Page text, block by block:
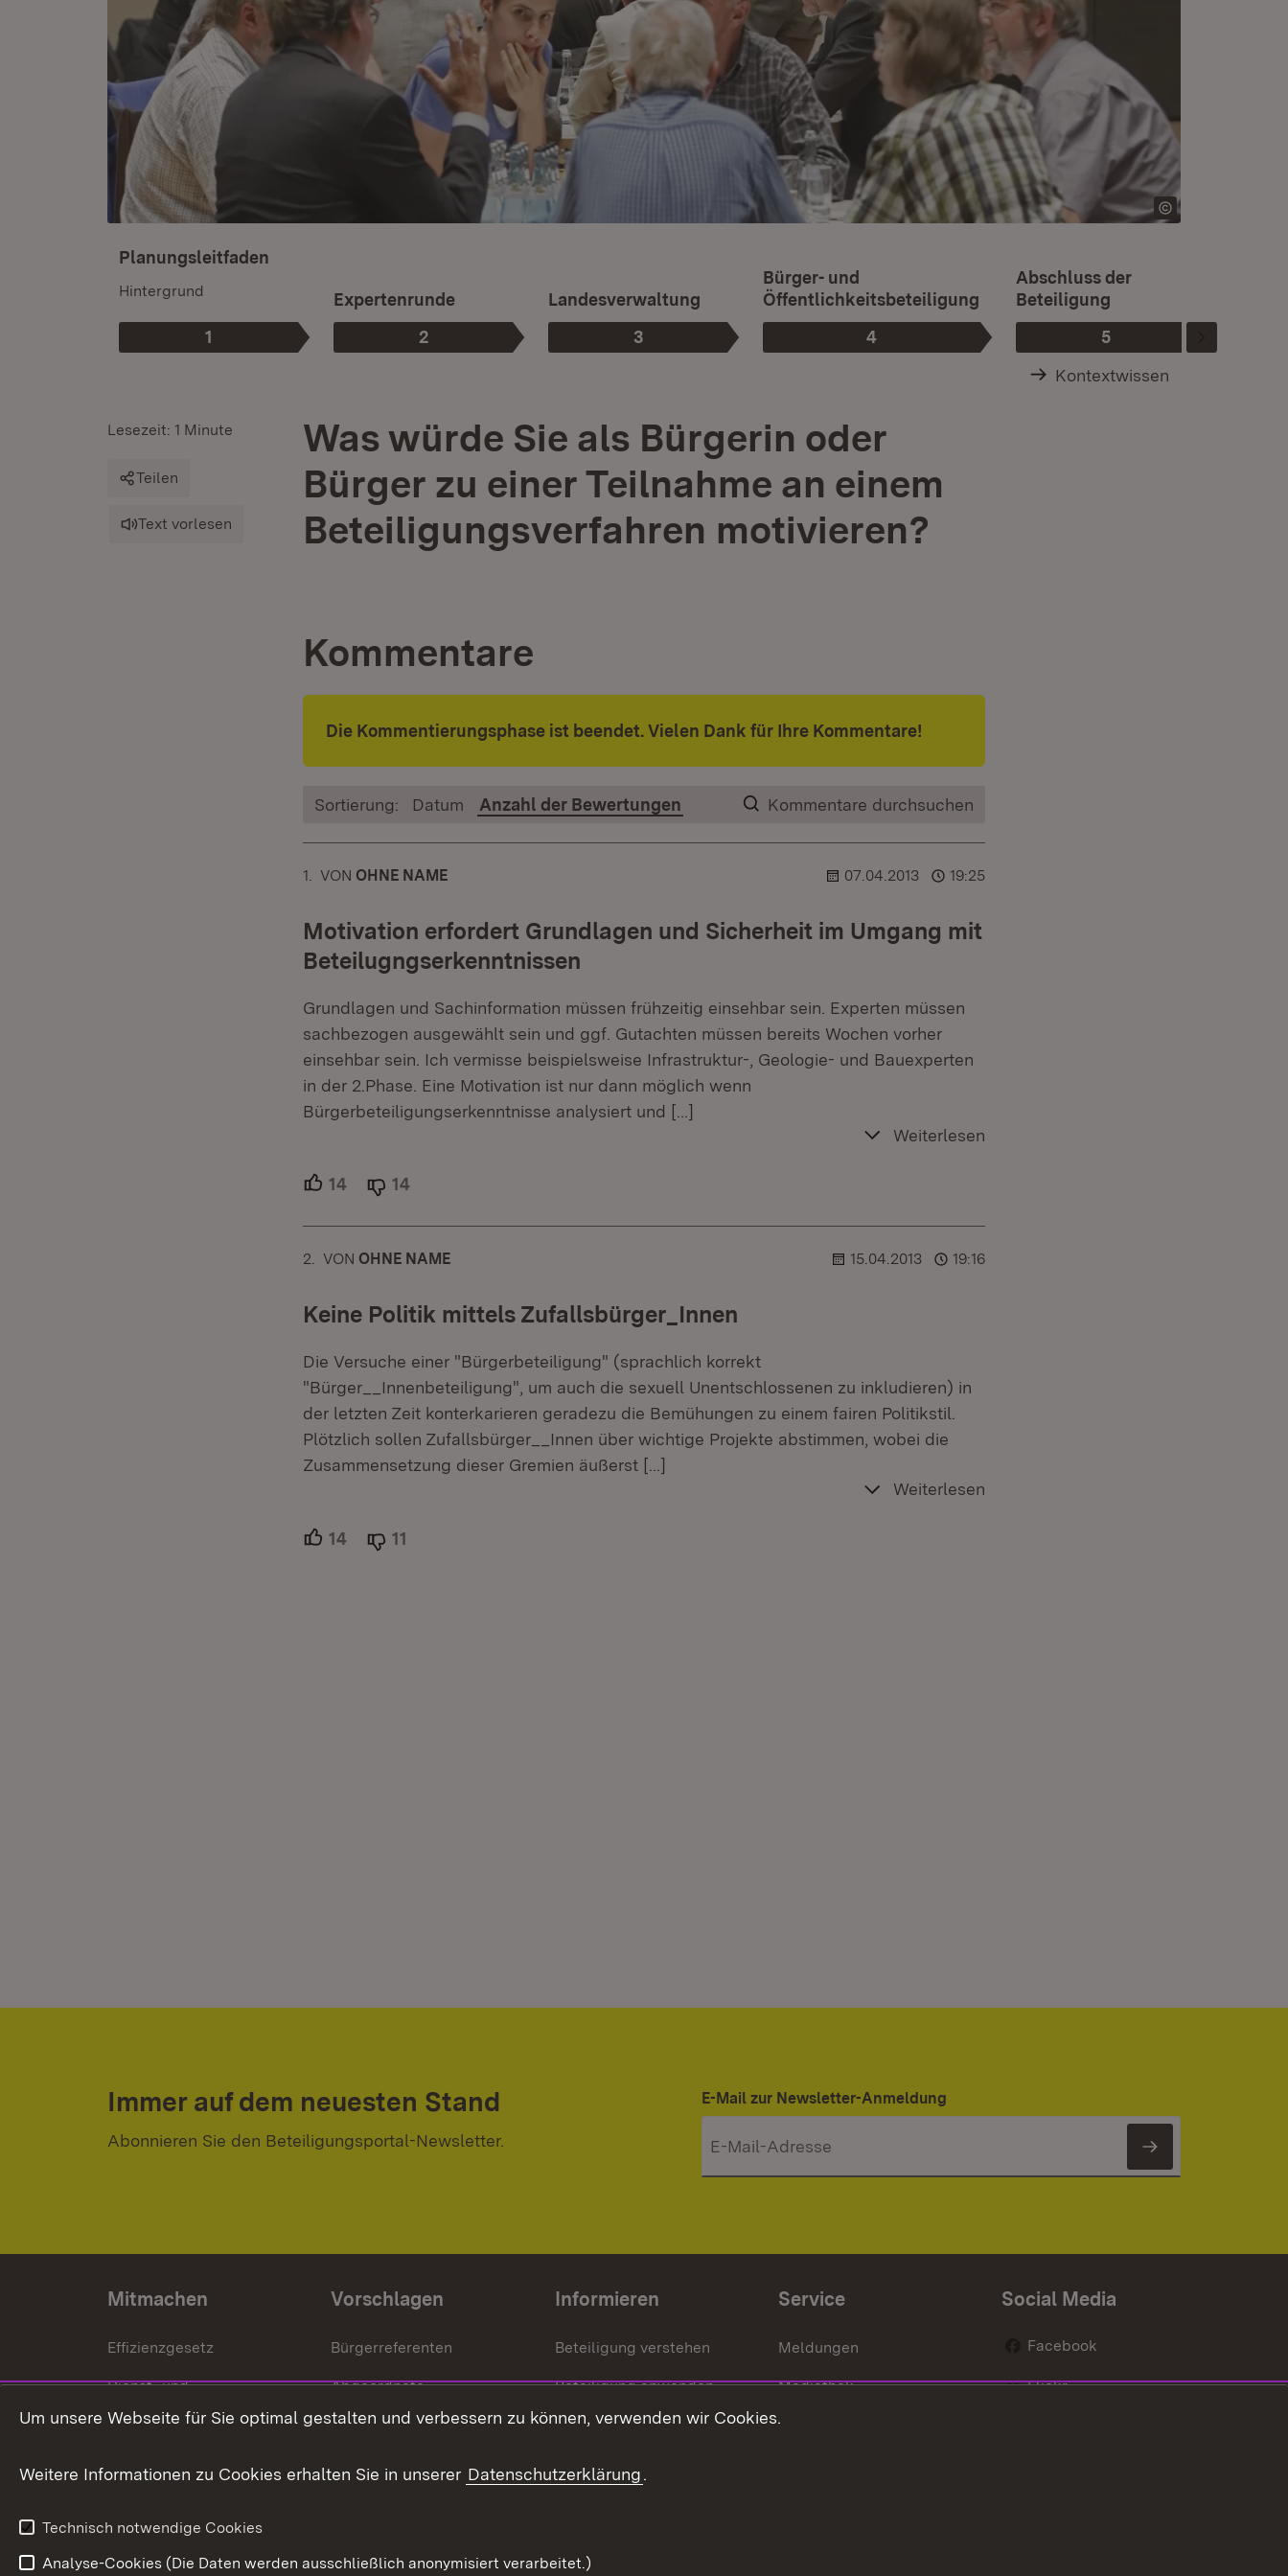
Phase
1
:
Planungsleitfaden
Hintergrund
Phase
2
:
Expertenrunde
Phase
3
:
Landesverwaltung
Phase
4
:
Bürger- und
Öffentlichkeitsbeteiligung
Phase
5
:
Abschluss der
Beteiligung
Kontextwissen
Was würde Sie als Bürgerin oder
Bürger zu einer Teilnahme an einem
Beteiligungsverfahren motivieren?
Lesezeit: 1 Minute
Teilen
Text vorlesen
Kommentare
Die Kommentierungsphase ist beendet. Vielen Dank für Ihre Kommentare!
Kommentare durchsuchen
Sortierung: Datum Anzahl der Bewertungen
1. KOMMENTAR
VON :OHNE NAME 07.04.2013 19:25
Motivation erfordert Grundlagen und Sicherheit im Umgang mit
Beteilugngserkenntnissen
Grundlagen und Sachinformation müssen frühzeitig einsehbar sein. Experten müssen
sachbezogen ausgewählt sein und ggf. Gutachten müssen bereits Wochen vorher
einsehbar sein. Ich vermisse beispielsweise Infrastruktur-, Geologie- und Bauexperten
in der 2.Phase. Eine Motivation ist nur dann möglich wenn
Bürgerbeteiligungserkenntnisse analysiert und […]
Weiterlesen
14 Unterstützer.
14
2. KOMMENTAR
VON :OHNE NAME 15.04.2013 19:16
Keine Politik mittels Zufallsbürger_Innen
Die Versuche einer "Bürgerbeteiligung" (sprachlich korrekt
"Bürger__Innenbeteiligung", um auch die sexuell Unentschlossenen zu inkludieren) in
der letzten Zeit konterkarieren geradezu die Bemühungen zu einem fairen Politikstil.
Plötzlich sollen Zufallsbürger__Innen über wichtige Projekte abstimmen, wobei die
Zusammensetzung dieser Gremien äußerst […]
Weiterlesen
14 Unterstützer.
11
Immer auf dem neuesten Stand
Abonnieren Sie den Beteiligungsportal-Newsletter.
E-Mail zur Newsletter-Anmeldung
Newsletter
Mitmachen
Effizienzgesetz
Dienst- und
Versorgungsbezüge
Weitere
Vorschlagen
Bürgerreferenten
Abgeordnete
Bürgerbeauftragte
Informieren
Beteiligung verstehen
Beteiligung anwenden
Beteiligung stärken
Service
Meldungen
Mediathek
Publikationen
Social Media
Facebook
Flickr
Um unsere Webseite für Sie optimal gestalten und verbessern zu können, verwenden wir Cookies.
Weitere Informationen zu Cookies erhalten Sie in unserer Datenschutzerklärung.
Technisch notwendige Cookies
Analyse-Cookies (Die Daten werden ausschließlich anonymisiert verarbeitet.)